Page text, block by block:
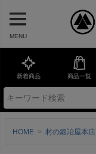
MENU
新着商品 商品一覧
HOME 村の鍛冶屋本店